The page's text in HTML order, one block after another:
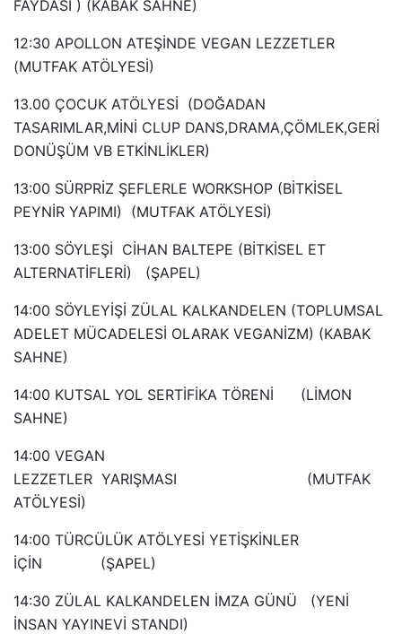
FAYDASI ) (KABAK SAHNE)
12:30 APOLLON ATEŞİNDE VEGAN LEZZETLER
(MUTFAK ATÖLYESİ)
13.00 ÇOCUK ATÖLYESİ (DOĞADAN
TASARIMLAR,MİNİ CLUP DANS,DRAMA,ÇÖMLEK,GERİ
DONÜŞÜM VB ETKİNLİKLER)
13:00 SÜRPRİZ ŞEFLERLE WORKSHOP (BİTKİSEL
PEYNİR YAPIMI) (MUTFAK ATÖLYESİ)
13:00 SÖYLEŞİ CİHAN BALTEPE (BİTKİSEL ET
ALTERNATİFLERİ) (ŞAPEL)
14:00 SÖYLEYİŞİ ZÜLAL KALKANDELEN (TOPLUMSAL
ADELET MÜCADELESİ OLARAK VEGANİZM) (KABAK
SAHNE)
14:00 KUTSAL YOL SERTİFİKA TÖRENİ (LİMON
SAHNE)
14:00 VEGAN
LEZZETLER YARIŞMASI (MUTFAK
ATÖLYESİ)
14:00 TÜRCÜLÜK ATÖLYESİ YETİŞKİNLER
İÇİN (ŞAPEL)
14:30 ZÜLAL KALKANDELEN İMZA GÜNÜ (YENİ
İNSAN YAYINEVİ STANDI)